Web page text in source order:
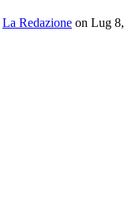
La Redazione on Lug 8,